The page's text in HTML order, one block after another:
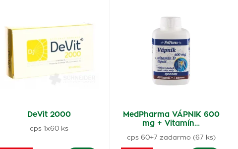
DeVit 2000
cps 1x60 ks
MedPharma VÁPNIK 600
mg + Vitamín…
cps 60+7 zadarmo (67 ks)